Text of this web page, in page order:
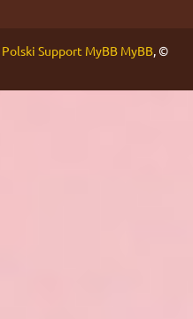
Polski Support MyBB MyBB, ©